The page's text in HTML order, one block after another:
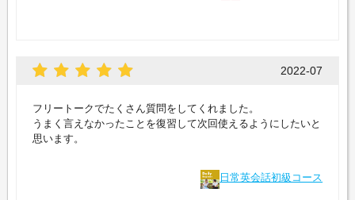
2022-07
フリートークでたくさん質問をしてくれました。
うまく言えなかったことを復習して次回使えるようにしたいと
思います。
日常英会話初級コース